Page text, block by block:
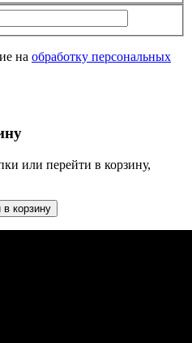
на обработку персональных
или перейти в корзину,
в корзину